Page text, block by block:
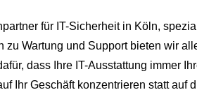
für IT-Sicherheit in Köln,
zu Wartung und Support bieten wir
dass Ihre IT-Ausstattung immer
Ihr Geschäft konzentrieren statt auf